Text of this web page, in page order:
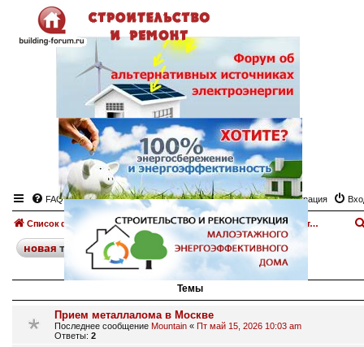
FAQ Регистрация
Список форумов Энергоэффективность, ресурсосбережение, альтернативные источники энергии Форум об альтернативных источниках электроэнергии
новаятема поискрасширенный
30 тем • Страница из
Темы
Прием металлалома в Москве
Последнее сообщение Mountain « Пт май 15, 2026 10:03 am
Ответы: 2